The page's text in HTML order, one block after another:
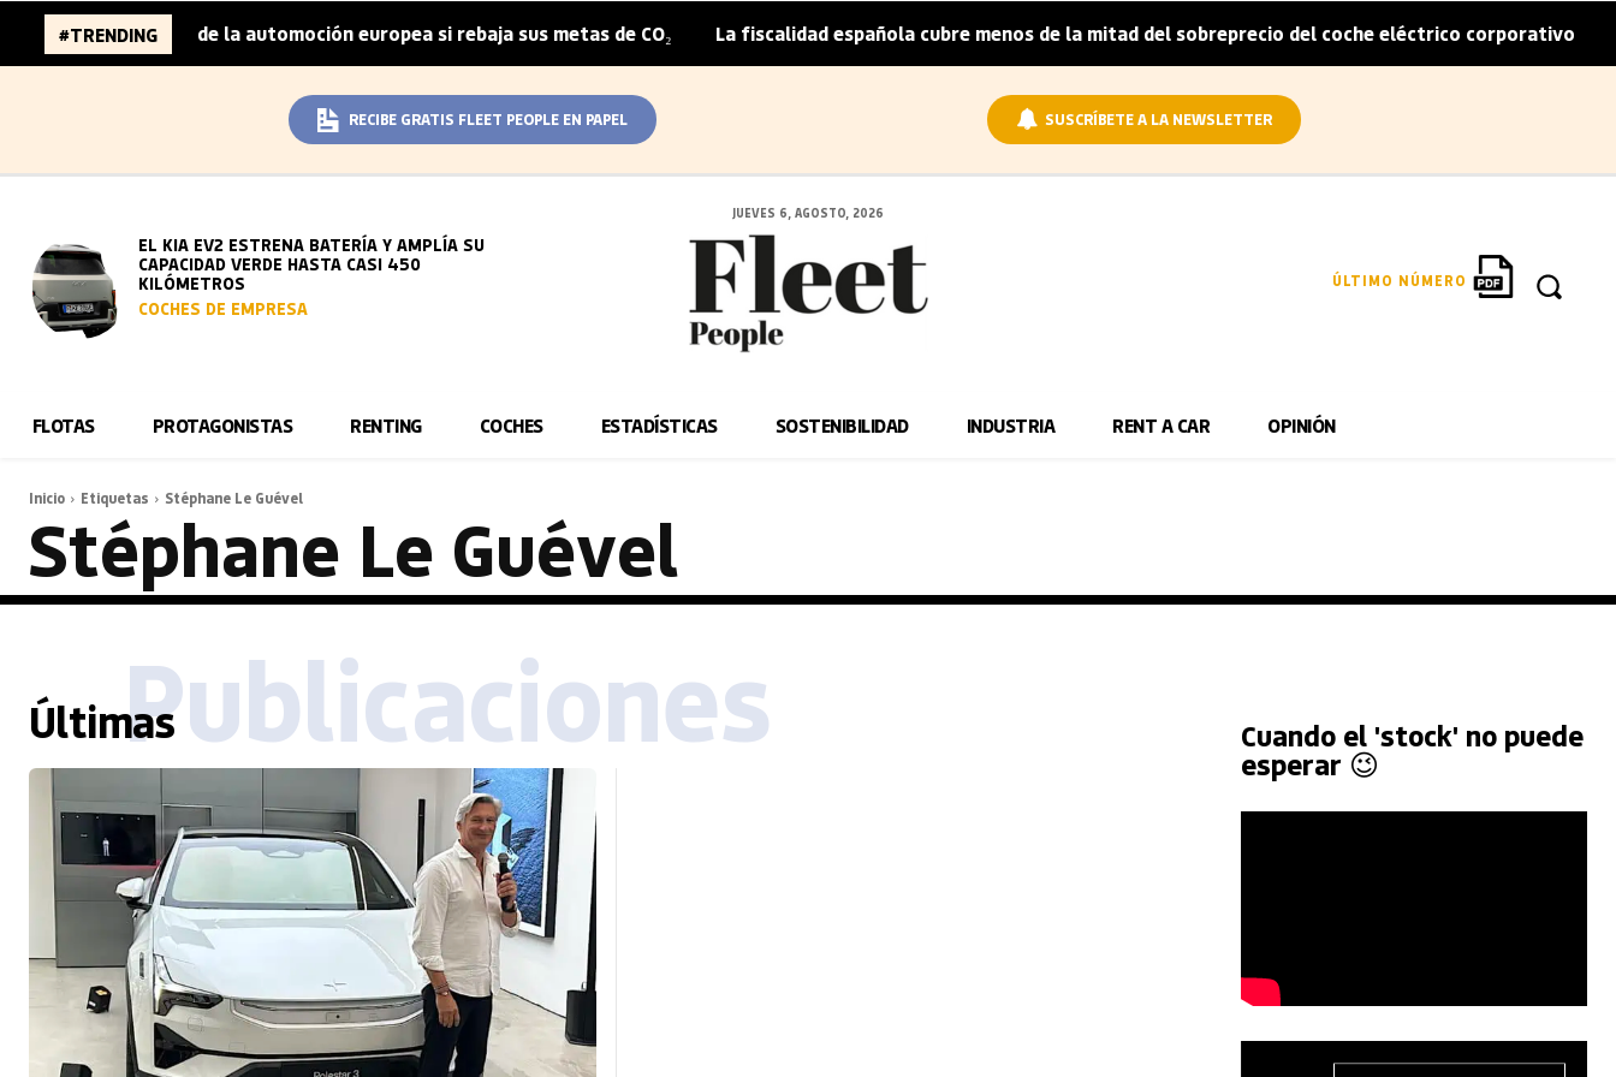
#TRENDING
96.000 millones de la automoción europea si rebaja sus metas de CO₂ | La fiscalidad española cubre menos de la mitad del sobreprecio del coche eléctrico corporativo |
RECIBE GRATIS FLEET PEOPLE EN PAPEL SUSCRÍBETE A LA NEWSLETTER
EL KIA EV2 ESTRENA BATERÍA Y AMPLÍA SU
CAPACIDAD VERDE HASTA CASI 450
KILÓMETROS
COCHES DE EMPRESA
JUEVES 6, AGOSTO, 2026
ÚLTIMO NÚMERO
FLOTAS PROTAGONISTAS RENTING COCHES ESTADÍSTICAS SOSTENIBILIDAD INDUSTRIA RENT A CAR OPINIÓN
Inicio Etiquetas Stéphane Le Guével
Stéphane Le Guével
ÚltimasPublicaciones Cuando el 'stock' no puede
esperar 😉